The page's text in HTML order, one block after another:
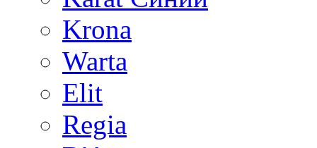
Krona
Warta
Elit
Regia